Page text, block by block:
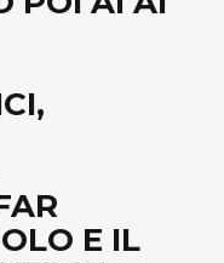
E IL